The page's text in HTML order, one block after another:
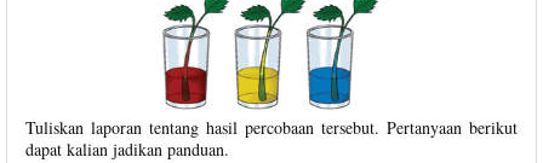
Tuliskan laporan tentang hasil percobaan tersebut. Pertanyaan berikut
dapat kalian jadikan panduan.